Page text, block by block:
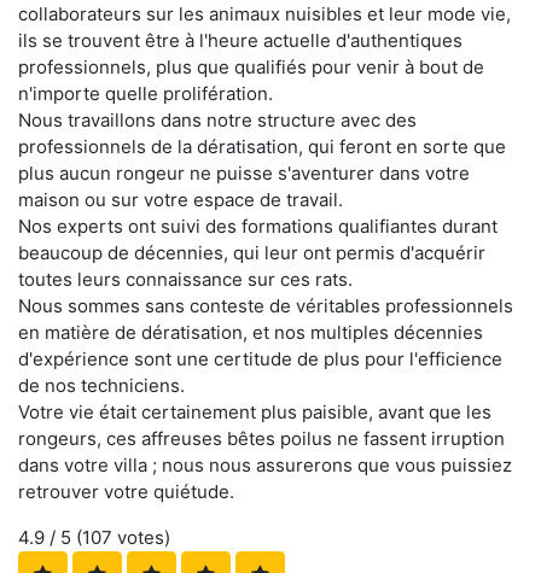
collaborateurs sur les animaux nuisibles et leur mode vie,
ils se trouvent être à l'heure actuelle d'authentiques
professionnels, plus que qualifiés pour venir à bout de
n'importe quelle prolifération.
Nous travaillons dans notre structure avec des
professionnels de la dératisation, qui feront en sorte que
plus aucun rongeur ne puisse s'aventurer dans votre
maison ou sur votre espace de travail.
Nos experts ont suivi des formations qualifiantes durant
beaucoup de décennies, qui leur ont permis d'acquérir
toutes leurs connaissance sur ces rats.
Nous sommes sans conteste de véritables professionnels
en matière de dératisation, et nos multiples décennies
d'expérience sont une certitude de plus pour l'efficience
de nos techniciens.
Votre vie était certainement plus paisible, avant que les
rongeurs, ces affreuses bêtes poilus ne fassent irruption
dans votre villa ; nous nous assurerons que vous puissiez
retrouver votre quiétude.
4.9 / 5 (107 votes)